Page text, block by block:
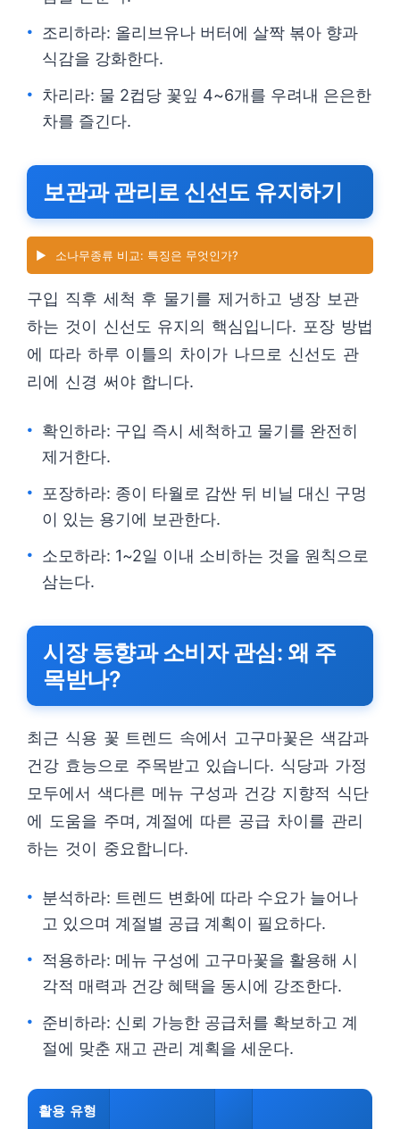
조리하라: 올리브유나 버터에 살짝 볶아 향과
식감을 강화한다.
차리라: 물 2컵당 꽃잎 4~6개를 우려내 은은한
차를 즐긴다.
보관과 관리로 신선도 유지하기
▶️ 소나무종류 비교: 특징은 무엇인가?
구입 직후 세척 후 물기를 제거하고 냉장 보관
하는 것이 신선도 유지의 핵심입니다. 포장 방법
에 따라 하루 이틀의 차이가 나므로 신선도 관
리에 신경 써야 합니다.
확인하라: 구입 즉시 세척하고 물기를 완전히
제거한다.
포장하라: 종이 타월로 감싼 뒤 비닐 대신 구멍
이 있는 용기에 보관한다.
소모하라: 1~2일 이내 소비하는 것을 원칙으로
삼는다.
시장 동향과 소비자 관심: 왜 주
목받나?
최근 식용 꽃 트렌드 속에서 고구마꽃은 색감과
건강 효능으로 주목받고 있습니다. 식당과 가정
모두에서 색다른 메뉴 구성과 건강 지향적 식단
에 도움을 주며, 계절에 따른 공급 차이를 관리
하는 것이 중요합니다.
분석하라: 트렌드 변화에 따라 수요가 늘어나
고 있으며 계절별 공급 계획이 필요하다.
적용하라: 메뉴 구성에 고구마꽃을 활용해 시
각적 매력과 건강 혜택을 동시에 강조한다.
준비하라: 신뢰 가능한 공급처를 확보하고 계
절에 맞춘 재고 관리 계획을 세운다.
활용 유형